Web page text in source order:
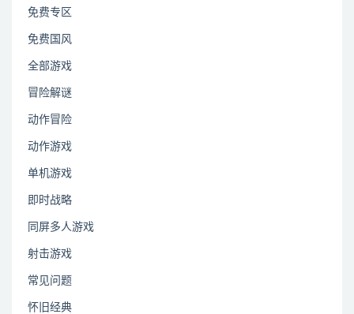
免费专区
免费国风
全部游戏
冒险解谜
动作冒险
动作游戏
单机游戏
即时战略
同屏多人游戏
射击游戏
常见问题
怀旧经典